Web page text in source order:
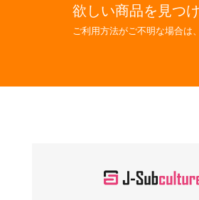
欲しい商品を見つ
ご利用方法がご不明な場合は